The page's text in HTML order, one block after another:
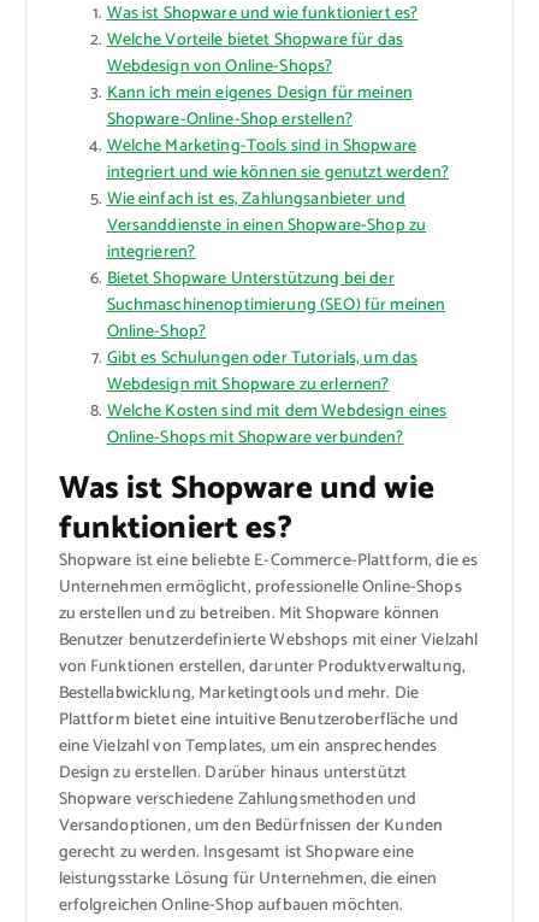
Was ist Shopware und wie funktioniert es?
Welche Vorteile bietet Shopware für das
Webdesign von Online-Shops?
Kann ich mein eigenes Design für meinen
Shopware-Online-Shop erstellen?
Welche Marketing-Tools sind in Shopware
integriert und wie können sie genutzt werden?
Wie einfach ist es, Zahlungsanbieter und
Versanddienste in einen Shopware-Shop zu
integrieren?
Bietet Shopware Unterstützung bei der
Suchmaschinenoptimierung (SEO) für meinen
Online-Shop?
Gibt es Schulungen oder Tutorials, um das
Webdesign mit Shopware zu erlernen?
Welche Kosten sind mit dem Webdesign eines
Online-Shops mit Shopware verbunden?
Was ist Shopware und wie
funktioniert es?
Shopware ist eine beliebte E-Commerce-Plattform, die es
Unternehmen ermöglicht, professionelle Online-Shops
zu erstellen und zu betreiben. Mit Shopware können
Benutzer benutzerdefinierte Webshops mit einer Vielzahl
von Funktionen erstellen, darunter Produktverwaltung,
Bestellabwicklung, Marketingtools und mehr. Die
Plattform bietet eine intuitive Benutzeroberfläche und
eine Vielzahl von Templates, um ein ansprechendes
Design zu erstellen. Darüber hinaus unterstützt
Shopware verschiedene Zahlungsmethoden und
Versandoptionen, um den Bedürfnissen der Kunden
gerecht zu werden. Insgesamt ist Shopware eine
leistungsstarke Lösung für Unternehmen, die einen
erfolgreichen Online-Shop aufbauen möchten.